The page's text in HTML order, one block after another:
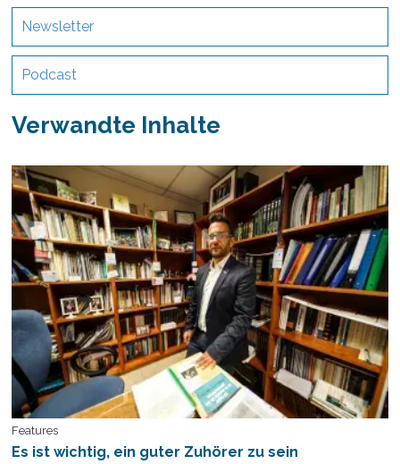
Newsletter
Podcast
Verwandte Inhalte
Features
Es ist wichtig, ein guter Zuhörer zu sein